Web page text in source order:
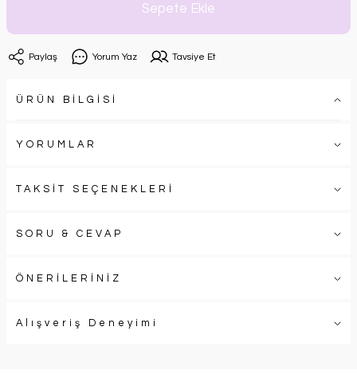
Sepete Ekle
Paylaş Yorum Yaz Tavsiye Et
ÜRÜN BİLGİSİ
YORUMLAR
TAKSİT SEÇENEKLERİ
SORU & CEVAP
ÖNERİLERİNİZ
Alışveriş Deneyimi